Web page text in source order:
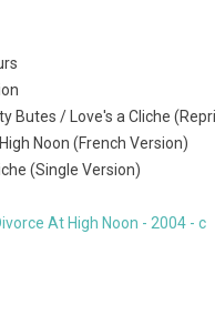
Butes / Love's a Cliche
Noon (French Version)
(Single Version)
At High Noon - 2004 - с